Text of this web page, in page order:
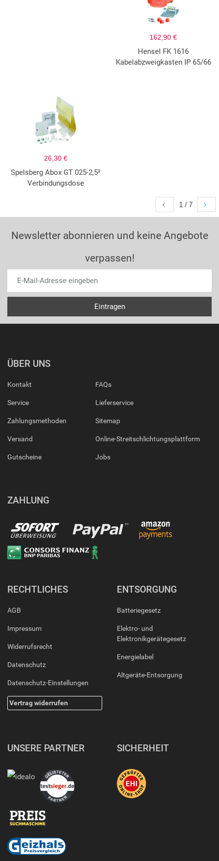
162,90 €
Hensel FK 1616
Kabelabzweigkasten IP 65/66
26,30 €
Spelsberg Abox GT 025-2,5²
Verbindungsdose
1 / 7
Newsletter abonnieren und keine Angebote
verpassen!
ÜBER UNS
Kontakt
Service
Zahlungsmethoden
Versand
Gutscheine
FAQs
Lieferservice
Sitemap
Online-Streitschlichtungsplattform
Jobs
ZAHLUNG
RECHTLICHES
AGB
Impressum
Widerrufsrecht
Datenschutz
Datenschutz-Einstellungen
Vertrag widerrufen
ENTSORGUNG
Batteriegesetz
Elektro- und
Elektronikgerätegesetz
Energielabel
Altgeräte-Entsorgung
UNSERE PARTNER SICHERHEIT